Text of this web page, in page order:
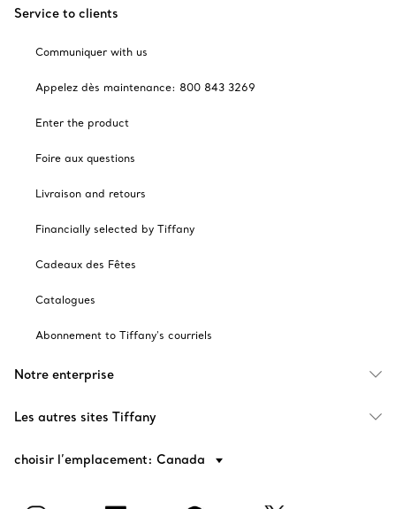
Service to clients
Communiquer with us
Appelez dès maintenance: 800 843 3269
Enter the product
Foire aux questions
Livraison and retours
Financially selected by Tiffany
Cadeaux des Fêtes
Catalogues
Abonnement to Tiffany's courriels
Notre enterprise
Les autres sites Tiffany
choisir l’emplacement: Canada